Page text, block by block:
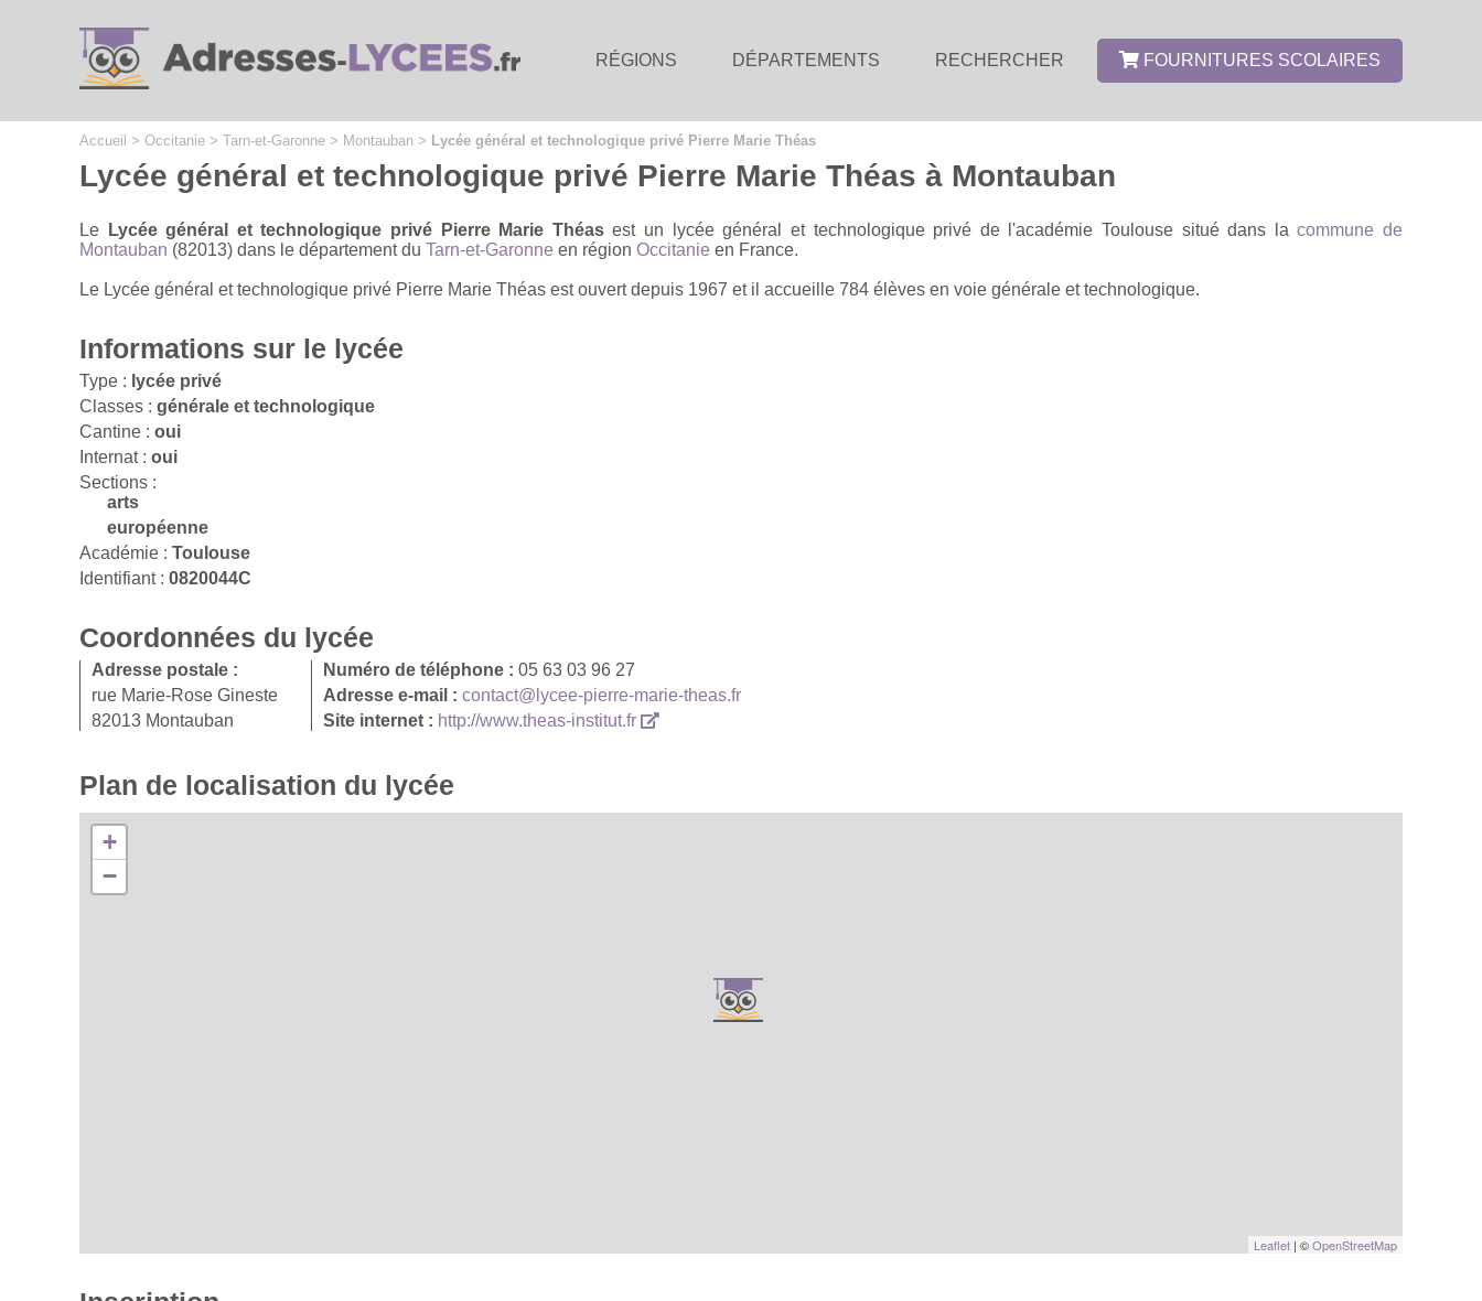
RÉGIONS DÉPARTEMENTS RECHERCHER FOURNITURES SCOLAIRES
Accueil > Occitanie > Tarn-et-Garonne > Montauban > Lycée général et technologique privé Pierre Marie Théas
Lycée général et technologique privé Pierre Marie Théas à Montauban
Le Lycée général et technologique privé Pierre Marie Théasest un lycée général et technologique privé de l'académie Toulouse situé dans lacommune de
Montauban (82013) dans le département du Tarn-et-Garonne en région Occitanie en France.
Le Lycée général et technologique privé Pierre Marie Théas est ouvert depuis 1967 et il accueille 784 élèves en voie générale et technologique.
Informations sur le lycée
Type : lycée privé
Classes : générale et technologique
Cantine : oui
Internat : oui
Sections :
arts
européenne
Académie : Toulouse
Identifiant : 0820044C
Coordonnées du lycée
Adresse postale :
rue Marie-Rose Gineste
82013 Montauban
Numéro de téléphone : 05 63 03 96 27
Adresse e-mail : contact@lycee-pierre-marie-theas.fr
Site internet : http://www.theas-institut.fr
Plan de localisation du lycée
+
−
Leaflet | ©OpenStreetMap